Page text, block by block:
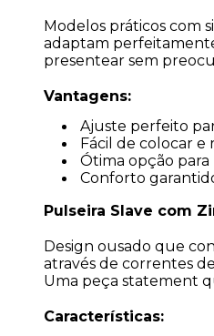
Modelos práticos com
adaptam
presentear sem
Vantagens:
Ajuste perfeito
Fácil de colocar e
Ótima opção
Conforto
Pulseira Slave com
Design ousado que
através de correntes
Uma peça statement
Características: